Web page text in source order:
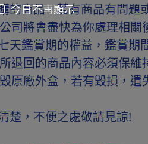
商品，若有商品有問題
司將會盡快為你處理相關
鑑賞期的權益，鑑賞期
退回的商品內容必須保
原廠外盒，若有毀損，
楚，不便之處敬請見諒!
今日不再顯示